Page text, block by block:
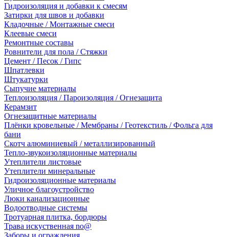
Гидроизоляция и добавки к смесям
Затирки для швов и добавки
Кладочные / Монтажные смеси
Клеевые смеси
Ремонтные составы
Ровнители для пола / Стяжки
Цемент / Песок / Гипс
Шпатлевки
Штукатурки
Сыпучие материалы
Теплоизоляция / Пароизоляция / Огнезащита
Керамзит
Огнезащитные материалы
Плёнки кровельные / Мембраны / Геотекстиль / Фольга для
бани
Скотч алюминиевый / металлизированный
Тепло-звукоизоляционные материалы
Утеплители листовые
Утеплители минеральные
Гидроизоляционные материалы
Уличное благоустройство
Люки канализационные
Водоотводные системы
Тротуарная плитка, бордюры
Трава искуственная no@
Заборы и ограждения